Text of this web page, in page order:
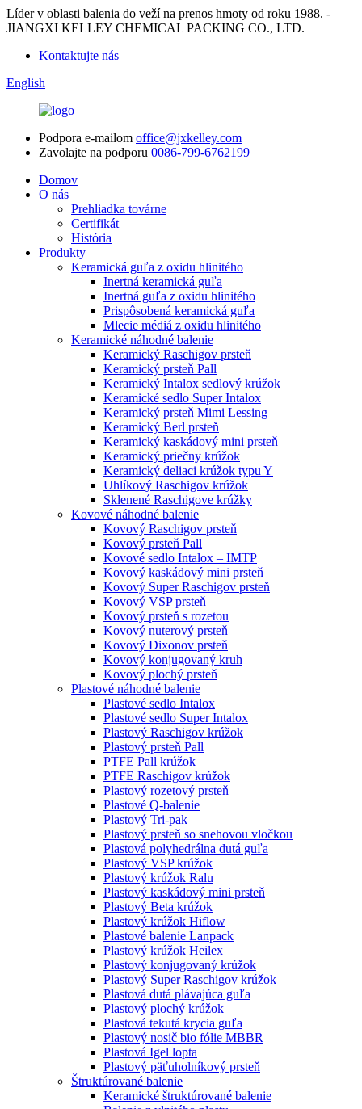
Líder v oblasti balenia do veží na prenos hmoty od roku 1988. -
JIANGXI KELLEY CHEMICAL PACKING CO., LTD.
Kontaktujte nás
English
Podpora e-mailom office@jxkelley.com
Zavolajte na podporu 0086-799-6762199
Domov
O nás
Prehliadka továrne
Certifikát
História
Produkty
Keramická guľa z oxidu hlinitého
Inertná keramická guľa
Inertná guľa z oxidu hlinitého
Prispôsobená keramická guľa
Mlecie médiá z oxidu hlinitého
Keramické náhodné balenie
Keramický Raschigov prsteň
Keramický prsteň Pall
Keramický Intalox sedlový krúžok
Keramické sedlo Super Intalox
Keramický prsteň Mimi Lessing
Keramický Berl prsteň
Keramický kaskádový mini prsteň
Keramický priečny krúžok
Keramický deliaci krúžok typu Y
Uhlíkový Raschigov krúžok
Sklenené Raschigove krúžky
Kovové náhodné balenie
Kovový Raschigov prsteň
Kovový prsteň Pall
Kovové sedlo Intalox – IMTP
Kovový kaskádový mini prsteň
Kovový Super Raschigov prsteň
Kovový VSP prsteň
Kovový prsteň s rozetou
Kovový nuterový prsteň
Kovový Dixonov prsteň
Kovový konjugovaný kruh
Kovový plochý prsteň
Plastové náhodné balenie
Plastové sedlo Intalox
Plastové sedlo Super Intalox
Plastový Raschigov krúžok
Plastový prsteň Pall
PTFE Pall krúžok
PTFE Raschigov krúžok
Plastový rozetový prsteň
Plastové Q-balenie
Plastový Tri-pak
Plastový prsteň so snehovou vločkou
Plastová polyhedrálna dutá guľa
Plastový VSP krúžok
Plastový krúžok Ralu
Plastový kaskádový mini prsteň
Plastový Beta krúžok
Plastový krúžok Hiflow
Plastové balenie Lanpack
Plastový krúžok Heilex
Plastový konjugovaný krúžok
Plastový Super Raschigov krúžok
Plastová dutá plávajúca guľa
Plastový plochý krúžok
Plastová tekutá krycia guľa
Plastový nosič bio fólie MBBR
Plastová Igel lopta
Plastový päťuholníkový prsteň
Štruktúrované balenie
Keramické štruktúrované balenie